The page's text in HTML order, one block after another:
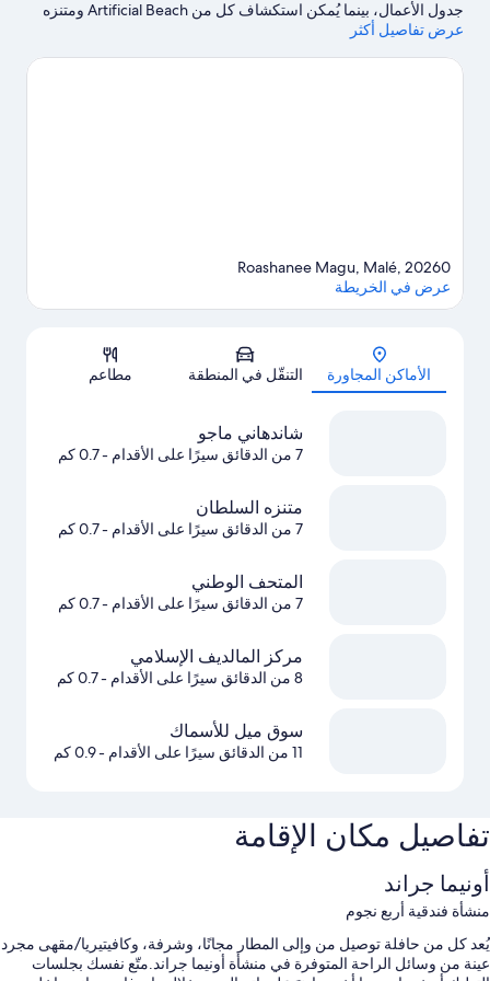
جدول الأعمال، بينما يُمكن استكشاف كل من Artificial Beach ومتنزه
السلطان لمن يرغبون في الاستمتاع بالجمال الطبيعي للمنطقة.هل ترغب
التنفس، وركوب الأمواج على ألواح شراعية، وإمكانية صيد الأسماك في
عرض تفاصيل أكثر
الخريطة
Roashanee Magu, Malé, 20260
عرض في الخريطة
الأماكن المجاورة التنقّل في المنطقة مطاعم
شاندهاني ماجو
7 من الدقائق سيرًا على الأقدام - 0.7 كم
متنزه السلطان
7 من الدقائق سيرًا على الأقدام - 0.7 كم
المتحف الوطني
7 من الدقائق سيرًا على الأقدام - 0.7 كم
مركز المالديف الإسلامي
8 من الدقائق سيرًا على الأقدام - 0.7 كم
سوق ميل للأسماك
11 من الدقائق سيرًا على الأقدام - 0.9 كم
تفاصيل مكان الإقامة
أونيما جراند
منشأة فندقية أربع نجوم
يُعد كل من حافلة توصيل من وإلى المطار مجانًا، وشرفة، وكافيتيريا/مقهى مجرد
عينة من وسائل الراحة المتوفرة في منشأة أونيما جراند.متّع نفسك بجلسات